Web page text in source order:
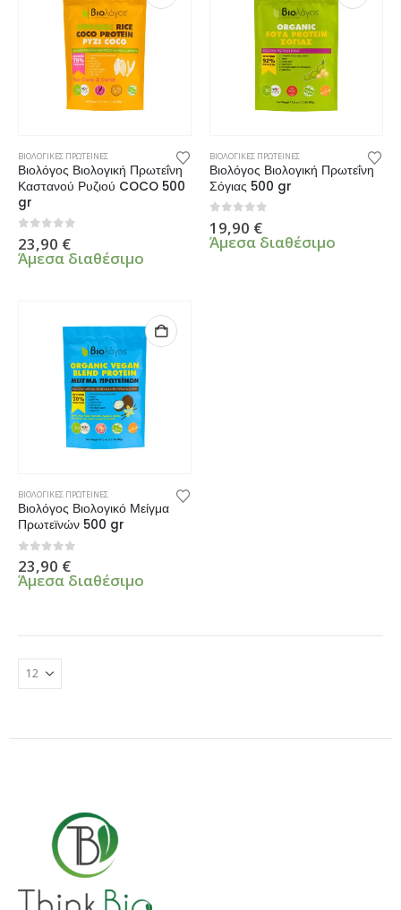
ΒΙΟΛΟΓΙΚΕΣ ΠΡΩΤΕΙΝΕΣ
Βιολόγος Βιολογική Πρωτεΐνη
Καστανού Ρυζιού COCO 500
gr
0 από 5
23,90 €
Άμεσα διαθέσιμο
ΒΙΟΛΟΓΙΚΕΣ ΠΡΩΤΕΙΝΕΣ
Βιολόγος Βιολογική Πρωτεΐνη
Σόγιας 500 gr
0 από 5
19,90 €
Άμεσα διαθέσιμο
ΒΙΟΛΟΓΙΚΕΣ ΠΡΩΤΕΙΝΕΣ
Βιολόγος Βιολογικό Μείγμα
Πρωτεϊνών 500 gr
0από 5
23,90 €
Άμεσα διαθέσιμο